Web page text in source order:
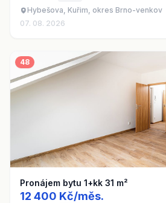
Hybešova, Kuřim, okres Brno-venkov
07. 08. 2026
48
Pronájem bytu 1+kk 31 m²
12 400 Kč/měs.